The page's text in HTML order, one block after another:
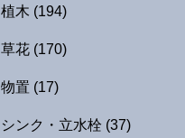
植木 (194)
草花 (170)
物置 (17)
シンク・立水栓 (37)